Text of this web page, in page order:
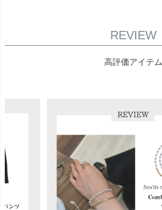
REVIEW
高評価アイテム